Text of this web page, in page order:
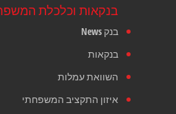
בנקאות וכלכלת
בנק News
בנקאות
השוואת עמלות
איזון התקציב המשפחתי